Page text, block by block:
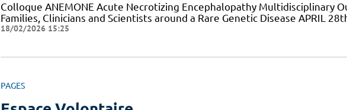
Colloque ANEMONE Acute Necrotizing Encephalopathy Multidisciplinary
Families, Clinicians and Scientists around a Rare Genetic Disease APRIL
18/02/2026 15:25
PAGES